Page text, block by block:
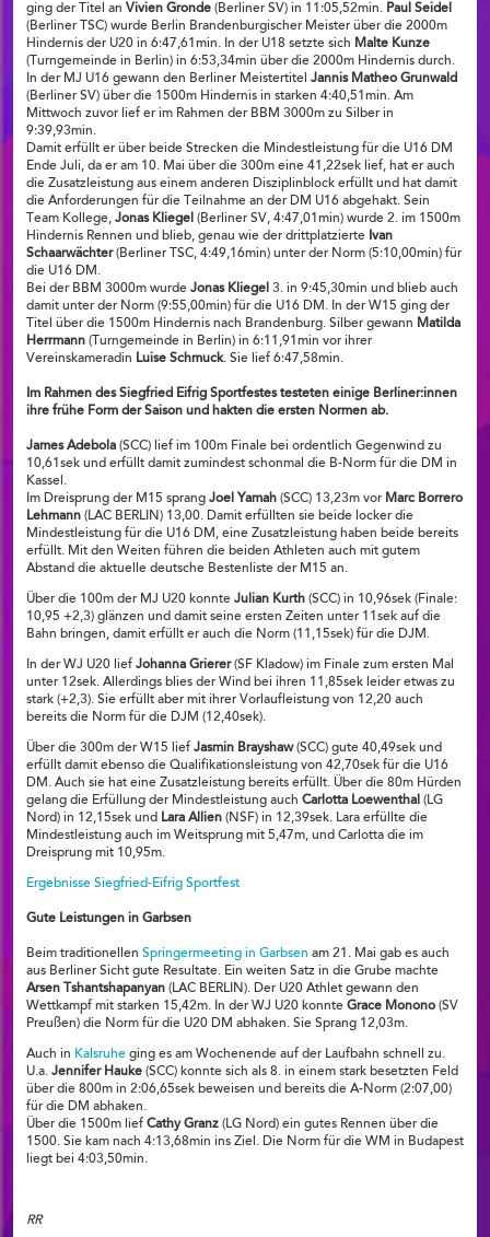
ging der Titel an Vivien Gronde (Berliner SV) in 11:05,52min. Paul Seidel
(Berliner TSC) wurde Berlin Brandenburgischer Meister über die 2000m
Hindernis der U20 in 6:47,61min. In der U18 setzte sich Malte Kunze
(Turngemeinde in Berlin) in 6:53,34min über die 2000m Hindernis durch.
In der MJ U16 gewann den Berliner Meistertitel Jannis Matheo Grunwald
(Berliner SV) über die 1500m Hindernis in starken 4:40,51min. Am
Mittwoch zuvor lief er im Rahmen der BBM 3000m zu Silber in
9:39,93min.
Damit erfüllt er über beide Strecken die Mindestleistung für die U16 DM
Ende Juli, da er am 10. Mai über die 300m eine 41,22sek lief, hat er auch
die Zusatzleistung aus einem anderen Disziplinblock erfüllt und hat damit
die Anforderungen für die Teilnahme an der DM U16 abgehakt. Sein
Team Kollege, Jonas Kliegel (Berliner SV, 4:47,01min) wurde 2. im 1500m
Hindernis Rennen und blieb, genau wie der drittplatzierte Ivan
Schaarwächter(Berliner TSC, 4:49,16min) unter der Norm (5:10,00min) für
die U16 DM.
Bei der BBM 3000m wurde Jonas Kliegel 3. in 9:45,30min und blieb auch
damit unter der Norm (9:55,00min) für die U16 DM. In der W15 ging der
Titel über die 1500m Hindernis nach Brandenburg. Silber gewann Matilda
Herrmann (Turngemeinde in Berlin) in 6:11,91min vor ihrer
Vereinskameradin Luise Schmuck. Sie lief 6:47,58min.
Im Rahmen des Siegfried Eifrig Sportfestes testeten einige Berliner:innen
ihre frühe Form der Saison und hakten die ersten Normen ab.
James Adebola (SCC) lief im 100m Finale bei ordentlich Gegenwind zu
10,61sek und erfüllt damit zumindest schonmal die B-Norm für die DM in
Kassel.
Im Dreisprung der M15 sprang Joel Yamah (SCC) 13,23m vor Marc Borrero
Lehmann (LAC BERLIN) 13,00. Damit erfüllten sie beide locker die
Mindestleistung für die U16 DM, eine Zusatzleistung haben beide bereits
erfüllt. Mit den Weiten führen die beiden Athleten auch mit gutem
Abstand die aktuelle deutsche Bestenliste der M15 an.
Über die 100m der MJ U20 konnte Julian Kurth (SCC) in 10,96sek (Finale:
10,95 +2,3) glänzen und damit seine ersten Zeiten unter 11sek auf die
Bahn bringen, damit erfüllt er auch die Norm (11,15sek) für die DJM.
In der WJ U20 lief Johanna Grierer(SF Kladow) im Finale zum ersten Mal
unter 12sek. Allerdings blies der Wind bei ihren 11,85sek leider etwas zu
stark (+2,3). Sie erfüllt aber mit ihrer Vorlaufleistung von 12,20 auch
bereits die Norm für die DJM (12,40sek).
Über die 300m der W15 lief Jasmin Brayshaw(SCC) gute 40,49sek und
erfüllt damit ebenso die Qualifikationsleistung von 42,70sek für die U16
DM. Auch sie hat eine Zusatzleistung bereits erfüllt. Über die 80m Hürden
gelang die Erfüllung der Mindestleistung auch Carlotta Loewenthal (LG
Nord) in 12,15sek und Lara Allien (NSF) in 12,39sek. Lara erfüllte die
Mindestleistung auch im Weitsprung mit 5,47m, und Carlotta die im
Dreisprung mit 10,95m.
Ergebnisse Siegfried-Eifrig Sportfest
Gute Leistungen in Garbsen
Beim traditionellen Springermeeting in Garbsen am 21. Mai gab es auch
aus Berliner Sicht gute Resultate. Ein weiten Satz in die Grube machte
Arsen Tshantshapanyan (LAC BERLIN). Der U20 Athlet gewann den
Wettkampf mit starken 15,42m. In der WJ U20 konnte Grace Monono (SV
Preußen) die Norm für die U20 DM abhaken. Sie Sprang 12,03m.
Auch in Kalsruhe ging es am Wochenende auf der Laufbahn schnell zu.
U.a. Jennifer Hauke (SCC) konnte sich als 8. in einem stark besetzten Feld
über die 800m in 2:06,65sek beweisen und bereits die A-Norm (2:07,00)
für die DM abhaken.
Über die 1500m lief Cathy Granz (LG Nord) ein gutes Rennen über die
1500. Sie kam nach 4:13,68min ins Ziel. Die Norm für die WM in Budapest
liegt bei 4:03,50min.
RR